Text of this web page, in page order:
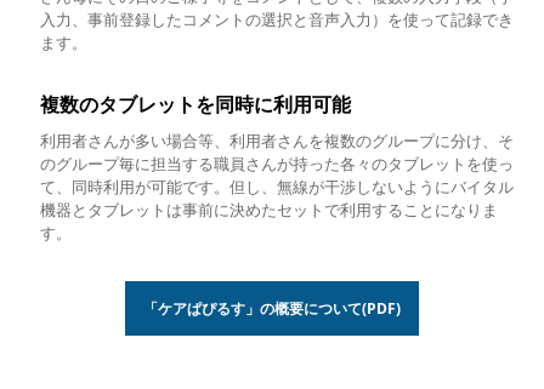
入力、事前登録したコメントの選択と音声入力）を使って記録でき
ます。
複数のタブレットを同時に利用可能
利用者さんが多い場合等、利用者さんを複数のグループに分け、そ
のグループ毎に担当する職員さんが持った各々のタブレットを使っ
て、同時利用が可能です。但し、無線が干渉しないようにバイタル
機器とタブレットは事前に決めたセットで利用することになりま
す。
「ケアぱぴるす」の概要について(PDF)